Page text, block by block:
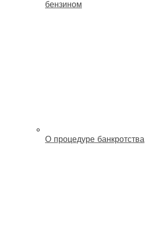
бензином
О процедуре банкротства